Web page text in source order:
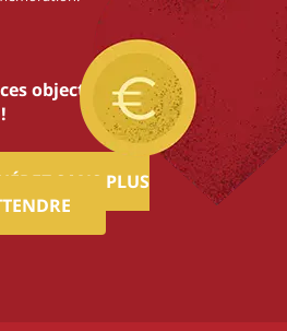
objectifs,nous avons
SANS PLUS